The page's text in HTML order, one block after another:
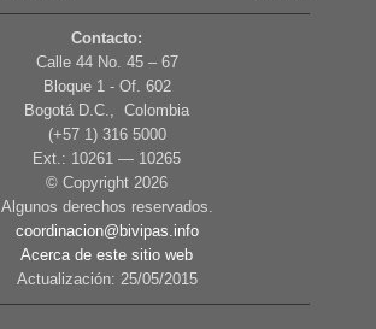
Contacto:
Calle 44 No. 45 – 67
Bloque 1 - Of. 602
Bogotá D.C., Colombia
(+57 1) 316 5000
Ext.: 10261 — 10265
© Copyright 2026
Algunos derechos reservados.
coordinacion@bivipas.info
Acerca de este sitio web
Actualización: 25/05/2015